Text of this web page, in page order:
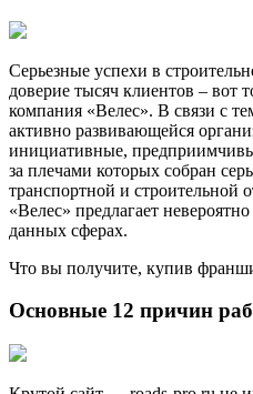
Серьезные успехи в
доверие тысяч клиентов – вот
компания «Велес». В связи с
активно развивающейся
инициативные,
за плечами которых собран
транспортной и
«Велес» предлагает
данных сферах.
Что вы получите, купив
Основные 12 причин